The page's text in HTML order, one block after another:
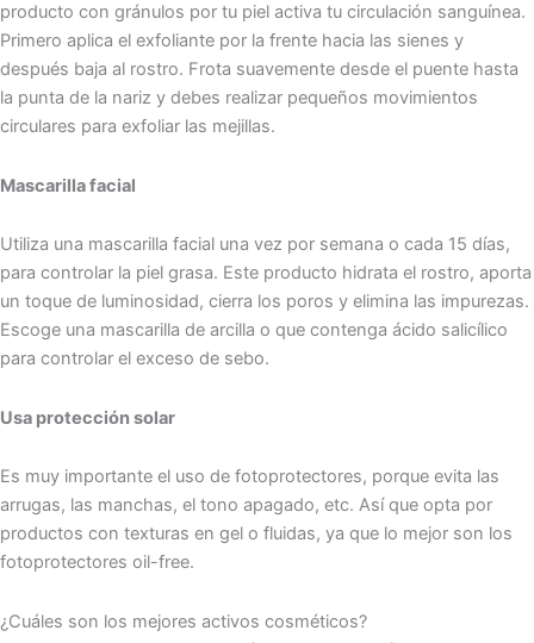
producto con gránulos por tu piel activa tu circulación sanguínea.
Primero aplica el exfoliante por la frente hacia las sienes y
después baja al rostro. Frota suavemente desde el puente hasta
la punta de la nariz y debes realizar pequeños movimientos
circulares para exfoliar las mejillas.
Mascarilla facial
Utiliza una mascarilla facial una vez por semana o cada 15 días,
para controlar la piel grasa. Este producto hidrata el rostro, aporta
un toque de luminosidad, cierra los poros y elimina las impurezas.
Escoge una mascarilla de arcilla o que contenga ácido salicílico
para controlar el exceso de sebo.
Usa protección solar
Es muy importante el uso de fotoprotectores, porque evita las
arrugas, las manchas, el tono apagado, etc. Así que opta por
productos con texturas en gel o fluidas, ya que lo mejor son los
fotoprotectores oil-free.
¿Cuáles son los mejores activos cosméticos?